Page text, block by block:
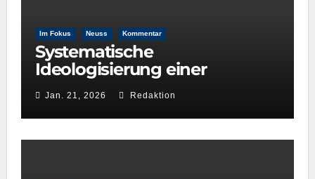
Im Fokus Neuss Kommentar
Systematische
Ideologisierung einer
Kulturentscheidung: Die Rolle
der GRÜNEN im
Kulturausschuss
Jan. 21, 2026 Redaktion